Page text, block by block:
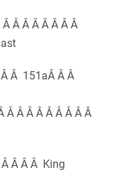
Â Â Â Â Â Â Â
Â 151aÂ Â Â
Â Â Â Â Â Â Â Â Â
Â Â Â King